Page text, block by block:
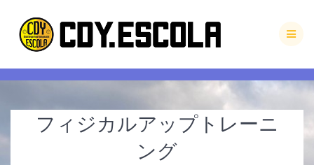
to
content
フィジカルアップトレーニ
ング